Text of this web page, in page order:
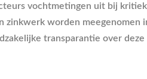
vochtmetingen uit bij
worden meegenomen
transparantie over